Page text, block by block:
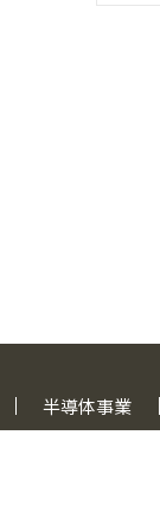
半導体事業